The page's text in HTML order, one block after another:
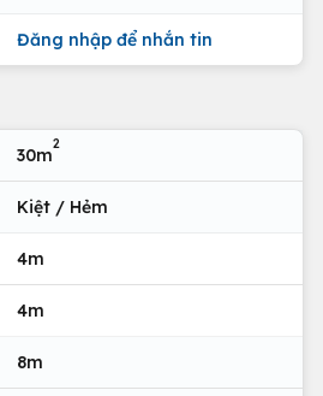
Đăng nhập để nhắn tin
30m
2
Kiệt / Hẻm
4m
4m
8m